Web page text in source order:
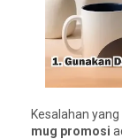
Kesalahan
mug promosi